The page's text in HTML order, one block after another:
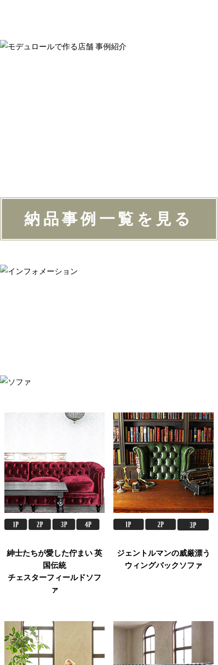
納品事例一覧を見る
紳士たちが愛した佇まい 英
国伝統
チェスターフィールドソフ
ァ
ジェントルマンの威厳漂う
ウィングバックソファ